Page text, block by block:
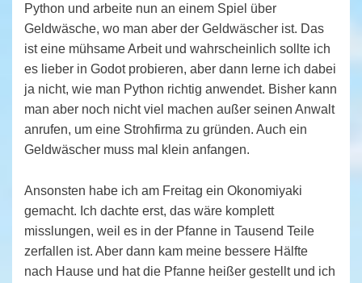
Python und arbeite nun an einem Spiel über
Geldwäsche, wo man aber der Geldwäscher ist. Das
ist eine mühsame Arbeit und wahrscheinlich sollte ich
es lieber in Godot probieren, aber dann lerne ich dabei
ja nicht, wie man Python richtig anwendet. Bisher kann
man aber noch nicht viel machen außer seinen Anwalt
anrufen, um eine Strohfirma zu gründen. Auch ein
Geldwäscher muss mal klein anfangen.
Ansonsten habe ich am Freitag ein Okonomiyaki
gemacht. Ich dachte erst, das wäre komplett
misslungen, weil es in der Pfanne in Tausend Teile
zerfallen ist. Aber dann kam meine bessere Hälfte
nach Hause und hat die Pfanne heißer gestellt und ich